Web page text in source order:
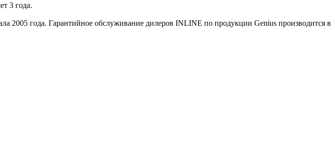
3 года.
2005 года. Гарантийное обслуживание дилеров INLINE по продукции Genius производится в